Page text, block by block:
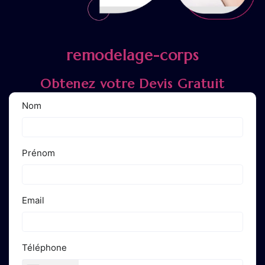
remodelage-corps
Obtenez votre Devis Gratuit